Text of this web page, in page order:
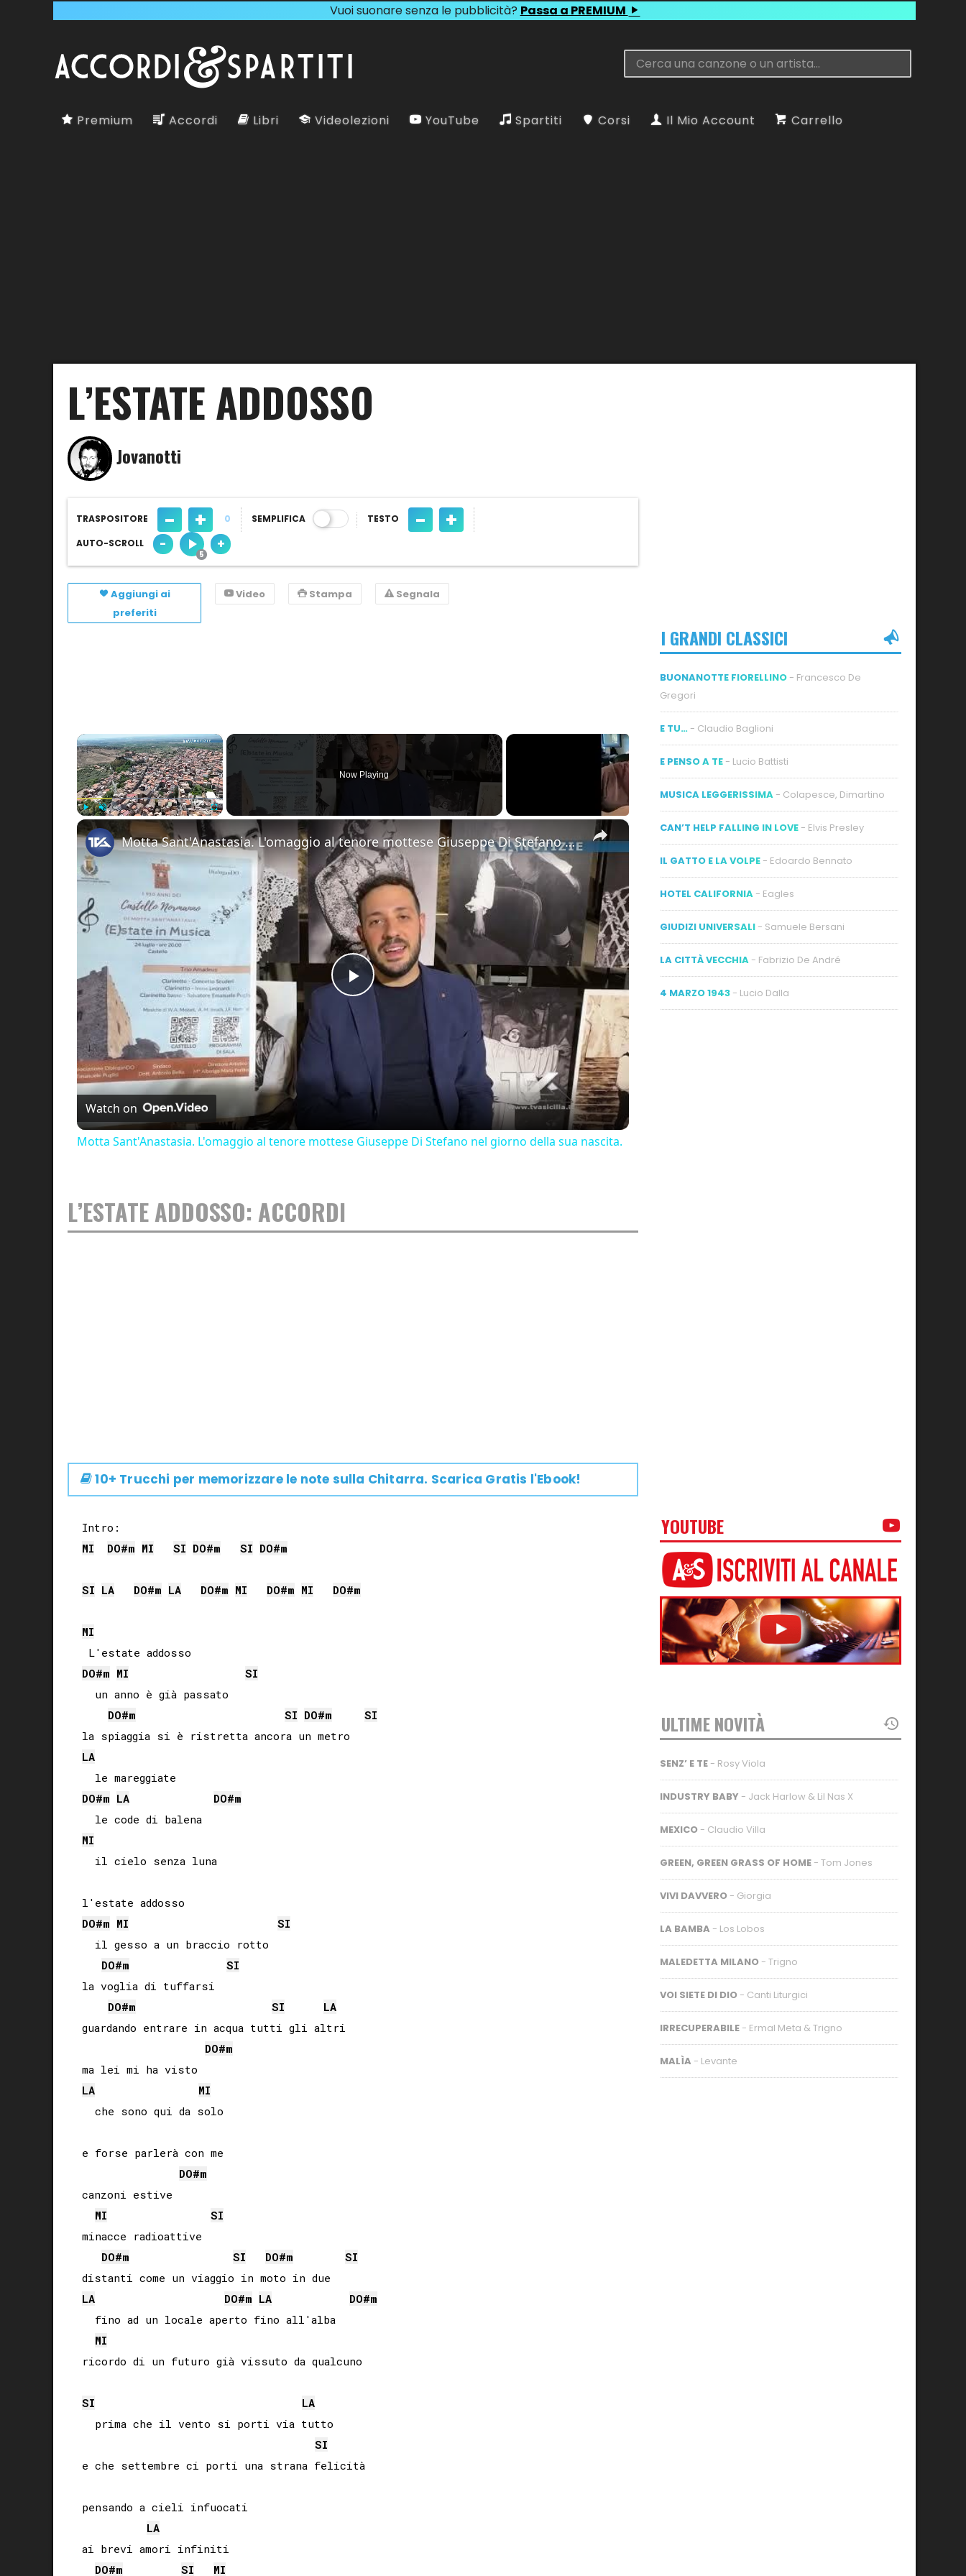
Vuoi suonare senza le pubblicità? Passa a PREMIUM
Premium Accordi Libri Videolezioni YouTube Spartiti Corsi Il Mio Account Carrello
L’ESTATE ADDOSSO
Jovanotti
TRASPOSITORE - + 0 SEMPLIFICA TESTO - +
AUTO-SCROLL - +
Aggiungi ai
preferiti
Video Stampa Segnala
×
Play
Now Playing
×
Play
Video
Motta Sant'Anastasia. L'omaggio al tenore mottese Giuseppe Di Stefano nel giorno della sua nascita.
Watch on
Motta Sant'Anastasia. L'omaggio al tenore mottese Giuseppe Di Stefano nel giorno della sua nascita.
L’ESTATE ADDOSSO: ACCORDI
10+ Trucchi per memorizzare le note sulla Chitarra. Scarica Gratis l'Ebook!
MI
DO#m MI SI DO#m SI DO#m
SI LA DO#m LA DO#m MI DO#m MI DO#m
MI
DO#m MI
SI
  un anno è già passato
DO#m SI DO#m
SI
LA
DO#m LA DO#m
MI
  il cielo senza luna
DO#m MI
SI
  il gesso a un braccio rotto
DO#m
SI
la voglia di tuffarsi
DO#m SI
LA
guardando entrare in acqua tutti gli altri
DO#m
LA
MI
  che sono qui da solo
e forse parlerà con me
DO#m
canzoni estive
MI
SI
minacce radioattive
DO#m SI DO#m
SI
LA
DO#m LA DO#m
  fino ad un locale aperto fino all'alba
MI
ricordo di un futuro già vissuto da qualcuno
SI
LA
  prima che il vento si porti via tutto
SI
e che settembre ci porti una strana felicità
pensando a cieli infuocati
LA
ai brevi amori infiniti
DO#m SI MI
I GRANDI CLASSICI
BUONANOTTE FIORELLINO - Francesco De
Gregori
E TU… - Claudio Baglioni
E PENSO A TE - Lucio Battisti
MUSICA LEGGERISSIMA - Colapesce, Dimartino
CAN’T HELP FALLING IN LOVE - Elvis Presley
IL GATTO E LA VOLPE - Edoardo Bennato
HOTEL CALIFORNIA - Eagles
GIUDIZI UNIVERSALI - Samuele Bersani
LA CITTÀ VECCHIA - Fabrizio De André
4 MARZO 1943 - Lucio Dalla
YOUTUBE
ULTIME NOVITÀ
SENZ’ E TE - Rosy Viola
INDUSTRY BABY - Jack Harlow & Lil Nas X
MEXICO - Claudio Villa
GREEN, GREEN GRASS OF HOME - Tom Jones
VIVI DAVVERO - Giorgia
LA BAMBA - Los Lobos
MALEDETTA MILANO - Trigno
VOI SIETE DI DIO - Canti Liturgici
IRRECUPERABILE - Ermal Meta & Trigno
MALÌA - Levante